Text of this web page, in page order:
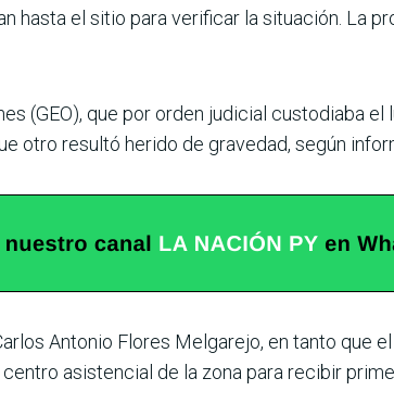
hasta el sitio para verificar la situación. La
(GEO), que por orden judicial custodiaba
otro resultó herido de gravedad, según
Antonio Flores Melgarejo, en tanto que
asistencial de la zona para recibir